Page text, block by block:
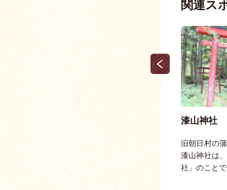
関連ス
・
蔵
越後村上鮭塩引き街道
≫ご注意ください 「越後村上鮭塩引き街
道」は例年12月1～20日に開催されま
す。 --- …
漆山神社
旧朝日村の
漆山神社は
社」のこと